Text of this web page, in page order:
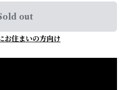
out
お住まいの方向け